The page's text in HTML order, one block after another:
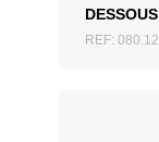
REF: 080.12